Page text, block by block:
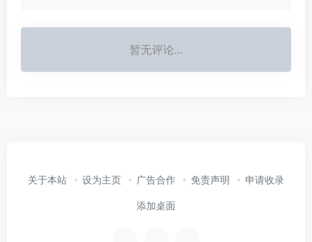
暂无评论...
关于本站 设为主页 广告合作 免责声明 申请收录
添加桌面